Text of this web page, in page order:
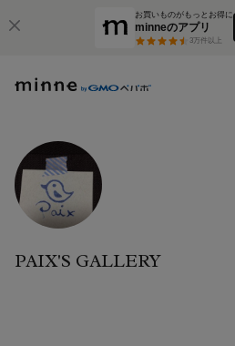
お買いものがもっとお得に
minneのアプリ
3万件以上
PAIX'S GALLERY